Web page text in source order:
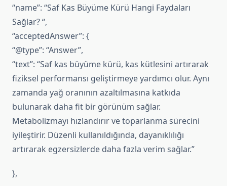
“name”: “Saf Kas Büyüme Kürü Hangi Faydaları
Sağlar? “,
“acceptedAnswer”: {
“@type”: “Answer”,
“text”: “Saf kas büyüme kürü, kas kütlesini artırarak
fiziksel performansı geliştirmeye yardımcı olur. Aynı
zamanda yağ oranının azaltılmasına katkıda
bulunarak daha fit bir görünüm sağlar.
Metabolizmayı hızlandırır ve toparlanma sürecini
iyileştirir. Düzenli kullanıldığında, dayanıklılığı
artırarak egzersizlerde daha fazla verim sağlar.”
},